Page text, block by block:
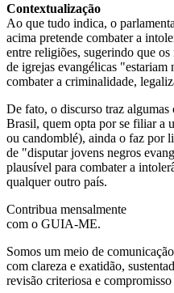
Contextualização
Ao que tudo indica, o
acima pretende combater a
entre religiões, sugerindo que
de igrejas evangélicas
combater a criminalidade,
De fato, o discurso traz
Brasil, quem opta por se filiar a
ou candomblé), ainda o faz por
de "disputar jovens negros
plausível para combater a
qualquer outro país.
Contribua mensalmente
com o GUIA-ME.
Somos um meio de
com clareza e exatidão,
revisão criteriosa e